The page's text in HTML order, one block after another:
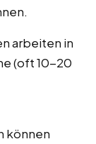
arbeiten in
(oft 10-20
können